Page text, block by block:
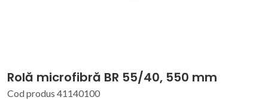
Rolă microfibră BR 55/40, 550 mm
Cod produs 41140100